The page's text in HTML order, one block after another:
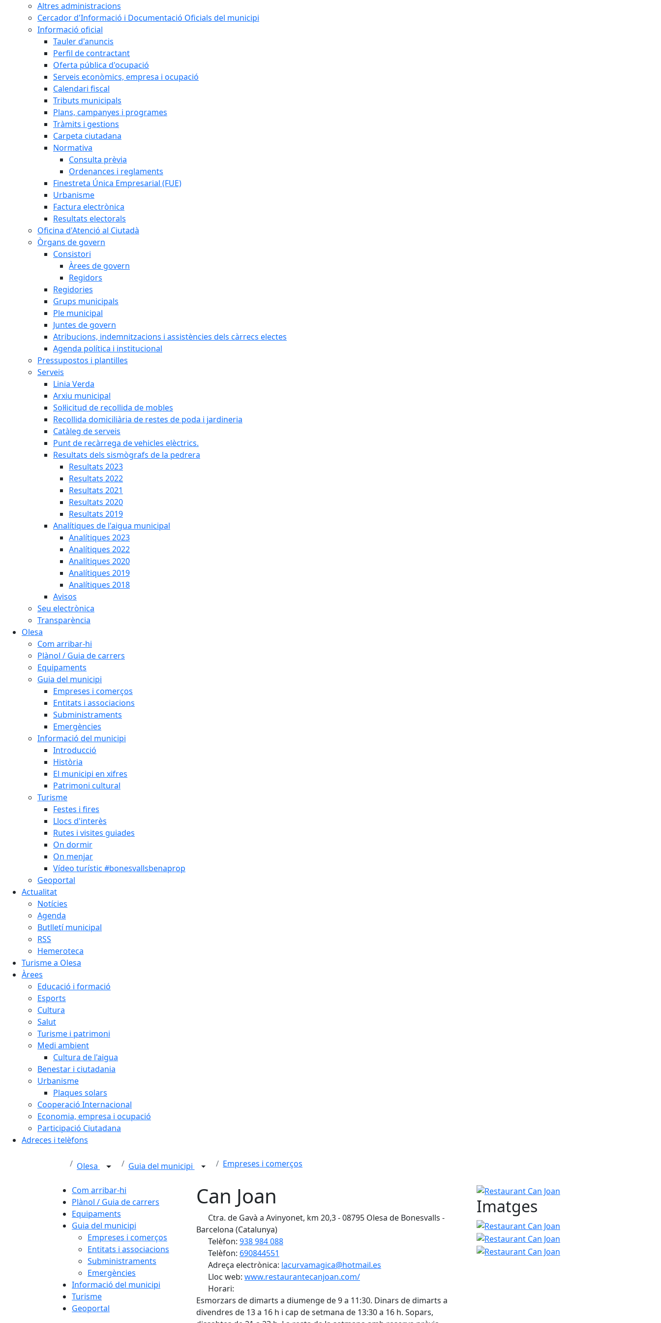
Altres administracions
Cercador d'Informació i Documentació Oficials del municipi
Informació oficial
Tauler d'anuncis
Perfil de contractant
Oferta pública d'ocupació
Serveis econòmics, empresa i ocupació
Calendari fiscal
Tributs municipals
Plans, campanyes i programes
Tràmits i gestions
Carpeta ciutadana
Normativa
Consulta prèvia
Ordenances i reglaments
Finestreta Única Empresarial (FUE)
Urbanisme
Factura electrònica
Resultats electorals
Oficina d'Atenció al Ciutadà
Òrgans de govern
Consistori
Àrees de govern
Regidors
Regidories
Grups municipals
Ple municipal
Juntes de govern
Atribucions, indemnitzacions i assistències dels càrrecs electes
Agenda política i institucional
Pressupostos i plantilles
Serveis
Linia Verda
Arxiu municipal
Sol·licitud de recollida de mobles
Recollida domiciliària de restes de poda i jardineria
Catàleg de serveis
Punt de recàrrega de vehicles elèctrics.
Resultats dels sismògrafs de la pedrera
Resultats 2023
Resultats 2022
Resultats 2021
Resultats 2020
Resultats 2019
Analítiques de l'aigua municipal
Analítiques 2023
Analítiques 2022
Analítiques 2020
Analítiques 2019
Analítiques 2018
Avisos
Seu electrònica
Transparència
Olesa
Com arribar-hi
Plànol / Guia de carrers
Equipaments
Guia del municipi
Empreses i comerços
Entitats i associacions
Subministraments
Emergències
Informació del municipi
Introducció
Història
El municipi en xifres
Patrimoni cultural
Turisme
Festes i fires
Llocs d'interès
Rutes i visites guiades
On dormir
On menjar
Vídeo turístic #bonesvallsbenaprop
Geoportal
Actualitat
Notícies
Agenda
Butlletí municipal
RSS
Hemeroteca
Turisme a Olesa
Àrees
Educació i formació
Esports
Cultura
Salut
Turisme i patrimoni
Medi ambient
Cultura de l'aigua
Benestar i ciutadania
Urbanisme
Plaques solars
Cooperació Internacional
Economia, empresa i ocupació
Participació Ciutadana
Adreces i telèfons
Olesa Guia del municipi Empreses i comerços
Com arribar-hi
Plànol / Guia de carrers
Equipaments
Guia del municipi
Empreses i comerços
Entitats i associacions
Subministraments
Emergències
Informació del municipi
Turisme
Geoportal
Can Joan
Ctra. de Gavà a Avinyonet, km 20,3 - 08795 Olesa de Bonesvalls -
Barcelona (Catalunya)
Telèfon: 938 984 088
Telèfon: 690844551
Adreça electrònica: lacurvamagica@hotmail.es
Lloc web: www.restaurantecanjoan.com/
Horari:
Esmorzars de dimarts a diumenge de 9 a 11:30. Dinars de dimarts a
divendres de 13 a 16 h i cap de setmana de 13:30 a 16 h. Sopars,
Restaurant Can Joan
Imatges
Restaurant Can Joan